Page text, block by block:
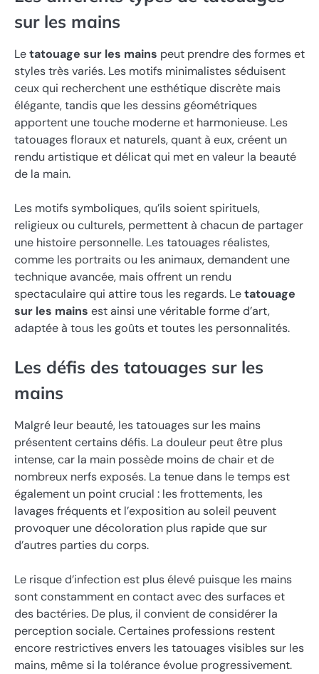
sur les mains
Letatouage sur les mains peut prendre des formes et
styles très variés. Les motifs minimalistes séduisent
ceux qui recherchent une esthétique discrète mais
élégante, tandis que les dessins géométriques
apportent une touche moderne et harmonieuse. Les
tatouages floraux et naturels, quant à eux, créent un
rendu artistique et délicat qui met en valeur la beauté
de la main.
Les motifs symboliques, qu’ils soient spirituels,
religieux ou culturels, permettent à chacun de partager
une histoire personnelle. Les tatouages réalistes,
comme les portraits ou les animaux, demandent une
technique avancée, mais offrent un rendu
spectaculaire qui attire tous les regards. Letatouage
sur les mains est ainsi une véritable forme d’art,
adaptée à tous les goûts et toutes les personnalités.
Les défis des tatouages sur les
mains
Malgré leur beauté, les tatouages sur les mains
présentent certains défis. La douleur peut être plus
intense, car la main possède moins de chair et de
nombreux nerfs exposés. La tenue dans le temps est
également un point crucial : les frottements, les
lavages fréquents et l’exposition au soleil peuvent
provoquer une décoloration plus rapide que sur
d’autres parties du corps.
Le risque d’infection est plus élevé puisque les mains
sont constamment en contact avec des surfaces et
des bactéries. De plus, il convient de considérer la
perception sociale. Certaines professions restent
encore restrictives envers les tatouages visibles sur les
mains, même si la tolérance évolue progressivement.